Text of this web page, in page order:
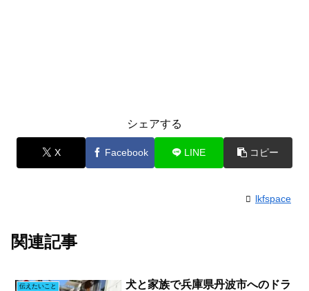
シェアする
X Facebook LINE コピー
lkfspace
関連記事
伝えたいこと
犬と家族で兵庫県丹波市へのドラ